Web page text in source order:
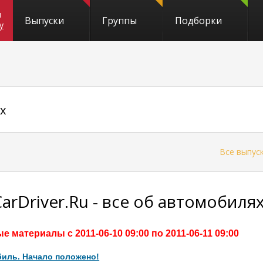
Выпуски Группы Подборки
Все
- все об
материалы с 2011-06-10 09:00 по 2011-06-11 09:00
Начало положено!